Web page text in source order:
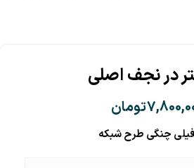
در نجف اصلی
تومان
چنگی طرح شبکه